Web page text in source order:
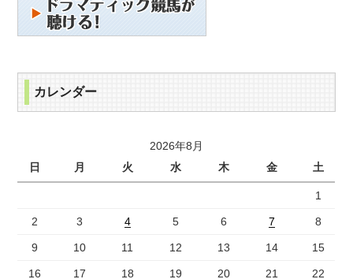
カレンダー
2026年8月
日
月 火 水 木 金 土
1
2 3 4 5 6 7 8
9 10 11 12 13 14 15
16 17 18 19 20 21 22